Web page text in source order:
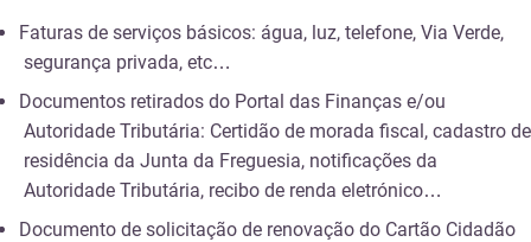
Faturas de serviços básicos: água, luz, telefone, Via Verde,
segurança privada, etc…
Documentos retirados do Portal das Finanças e/ou
Autoridade Tributária: Certidão de morada fiscal, cadastro de
residência da Junta da Freguesia, notificações da
Autoridade Tributária, recibo de renda eletrónico…
Documento de solicitação de renovação do Cartão Cidadão